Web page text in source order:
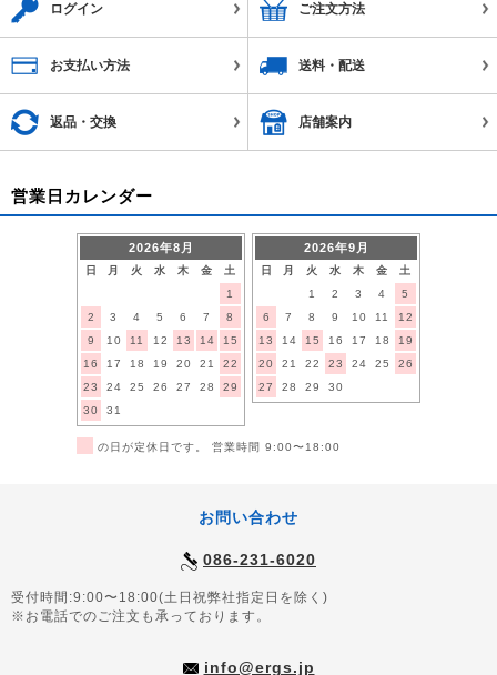
ログイン ご注文方法
お支払い方法 送料・配送
返品・交換 店舗案内
営業日カレンダー
2026年8月
日 月 火 水 木 金
土
1
2
3 4 5 6 7
8
9
10 11 12 13 14
15
16
17 18 19 20 21
22
23
24 25 26 27 28
29
30
31
2026年9月
日 月 火 水 木 金
土
1
2 3 4
5
6
7 8 9 10 11
12
13
14 15 16 17 18
19
20
21 22 23 24 25
26
27
28 29 30
の日が定休日です。 営業時間 9:00〜18:00
お問い合わせ
086-231-6020
受付時間:9:00〜18:00(土日祝弊社指定日を除く)
※お電話でのご注文も承っております。
info@ergs.jp